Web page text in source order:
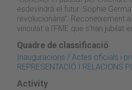
esdevindrà el futur. Sophie
revolucionària”. Reconeixement
vinculat a l’FME que s’han jubilat
Quadre de classificació
Inauguracions / Actes oficials i
REPRESENTACIÓ I RELACIONS
Activity